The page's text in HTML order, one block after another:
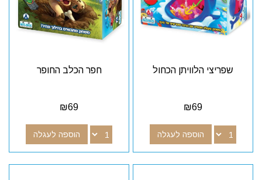
שפריצי הלוויתן הכחול
₪69
הוספה לעגלה
חפר הכלב החופר
₪69
הוספה לעגלה